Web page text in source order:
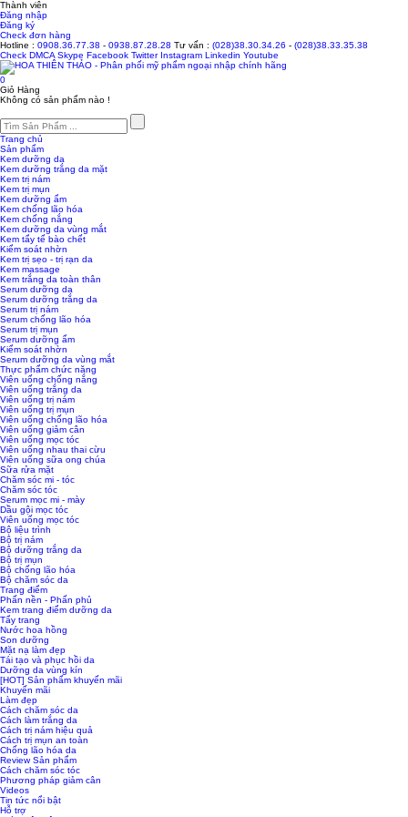
Thành viên
Đăng nhập
Đăng ký
Check đơn hàng
Hotline : 0908.36.77.38 - 0938.87.28.28 Tư vấn : (028)38.30.34.26 - (028)38.33.35.38
Check DMCA Skype Facebook Twitter Instagram Linkedin Youtube
0
Giỏ Hàng
Không có sản phẩm nào !
Trang chủ
Sản phẩm
Kem dưỡng da
Kem dưỡng trắng da mặt
Kem trị nám
Kem trị mụn
Kem dưỡng ẩm
Kem chống lão hóa
Kem chống nắng
Kem dưỡng da vùng mắt
Kem tẩy tế bào chết
Kiểm soát nhờn
Kem trị sẹo - trị rạn da
Kem massage
Kem trắng da toàn thân
Serum dưỡng da
Serum dưỡng trắng da
Serum trị nám
Serum chống lão hóa
Serum trị mụn
Serum dưỡng ẩm
Kiểm soát nhờn
Serum dưỡng da vùng mắt
Thực phẩm chức năng
Viên uống chống nắng
Viên uống trắng da
Viên uống trị nám
Viên uống trị mụn
Viên uống chống lão hóa
Viên uống giảm cân
Viên uống mọc tóc
Viên uống nhau thai cừu
Viên uống sữa ong chúa
Sữa rửa mặt
Chăm sóc mi - tóc
Chăm sóc tóc
Serum mọc mi - mày
Dầu gội mọc tóc
Viên uống mọc tóc
Bộ liệu trình
Bộ trị nám
Bộ dưỡng trắng da
Bộ trị mụn
Bộ chống lão hóa
Bộ chăm sóc da
Trang điểm
Phấn nền - Phấn phủ
Kem trang điểm dưỡng da
Tẩy trang
Nước hoa hồng
Son dưỡng
Mặt nạ làm đẹp
Tái tạo và phục hồi da
Dưỡng da vùng kín
[HOT] Sản phẩm khuyến mãi
Khuyến mãi
Làm đẹp
Cách chăm sóc da
Cách làm trắng da
Cách trị nám hiệu quả
Cách trị mụn an toàn
Chống lão hóa da
Review Sản phẩm
Cách chăm sóc tóc
Phương pháp giảm cân
Videos
Tin tức nổi bật
Hỗ trợ